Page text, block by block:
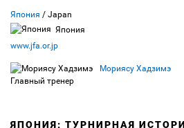
Япония / Japan
Япония
www.jfa.or.jp
Мориясу Хадзимэ
Главный тренер
ЯПОНИЯ: ТУРНИРНАЯ